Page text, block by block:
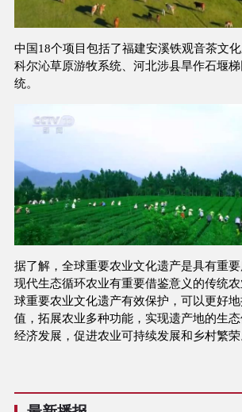
中国18个项目包括了福建安溪铁观音茶文
科尔沁草原游牧系统、河北涉县旱作石堰
统。
据了解，全球重要农业文化遗产是具有重
现代生态循环农业有重要借鉴意义的传统
球重要农业文化遗产有效保护，可以更好
值，拓展农业多种功能，实现遗产地的生
经济发展，促进农业可持续发展和乡村繁荣